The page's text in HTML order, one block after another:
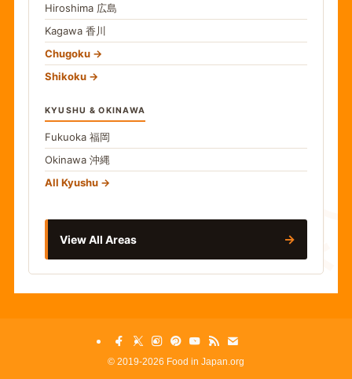
食
Hiroshima 広島
Kagawa 香川
Chugoku
Shikoku
KYUSHU & OKINAWA
Fukuoka 福岡
Okinawa 沖縄
All Kyushu
View All Areas →
© 2019-2026 Food in Japan.org